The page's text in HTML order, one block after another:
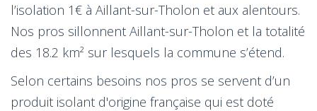
l’isolation 1€ à Aillant-sur-Tholon et aux alentours.
Nos pros sillonnent Aillant-sur-Tholon et la totalité
des 18.2 km² sur lesquels la commune s’étend.
Selon certains besoins nos pros se servent d’un
produit isolant d'origine française qui est doté